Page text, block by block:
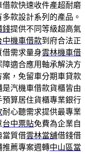
款快速收件產超耐磨
款設計系列的產品。
錢提供不同等級超高氣
中機車借款到府合法正
需求量身雲林機車借
適合應用軸承解決方
，免留車分期車貸款
汽機車借款貨櫃皆由
預算居住貨櫃專業銀行
耐心聽需求提供最專業
台中票貼免費為企業自
當質借雲林當舖借錢借
推薦專案週轉中山區當